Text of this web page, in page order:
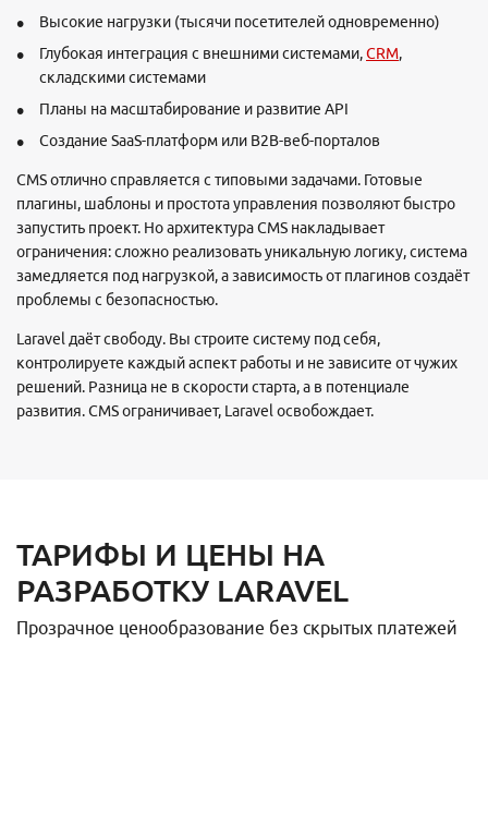
Высокие нагрузки (тысячи посетителей одновременно)
Глубокая интеграция с внешними системами,CRM,
складскими системами
Планы на масштабирование и развитие API
Создание SaaS-платформ или B2B-веб-порталов
CMS отлично справляется с типовыми задачами. Готовые
плагины, шаблоны и простота управления позволяют быстро
запустить проект. Но архитектура CMS накладывает
ограничения: сложно реализовать уникальную логику, система
замедляется под нагрузкой, а зависимость от плагинов создаёт
проблемы с безопасностью.
Laravel даёт свободу. Вы строите систему под себя,
контролируете каждый аспект работы и не зависите от чужих
решений. Разница не в скорости старта, а в потенциале
развития. CMS ограничивает, Laravel освобождает.
ТАРИФЫ И ЦЕНЫ НА
РАЗРАБОТКУ LARAVEL
Прозрачное ценообразование без скрытых платежей